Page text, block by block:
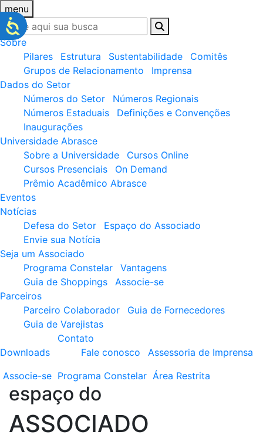
menu
Sobre
Pilares
Estrutura Sustentabilidade
Comitês
Grupos de Relacionamento
Imprensa
Dados do Setor
Números do Setor
Números Regionais
Números Estaduais
Definições e Convenções
Inaugurações
Universidade Abrasce
Sobre a Universidade
Cursos Online
Cursos Presenciais
On Demand
Prêmio Acadêmico Abrasce
Eventos
Notícias
Defesa do Setor
Espaço do Associado
Envie sua Notícia
Seja um Associado
Programa Constelar
Vantagens
Guia de Shoppings
Associe-se
Parceiros
Parceiro Colaborador
Guia de Fornecedores
Guia de Varejistas
Downloads
Contato
Fale conosco
Assessoria de Imprensa
Associe-se Programa Constelar Área Restrita
espaço do
ASSOCIADO